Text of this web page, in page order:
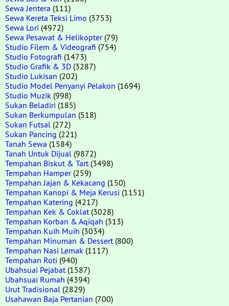
Sewa Jentera (111)
Sewa Kereta Teksi Limo (3753)
Sewa Lori (4972)
Sewa Pesawat & Helikopter(79)
Studio Filem & Videografi (754)
Studio Fotografi (1473)
Studio Grafik & 3D (3287)
Studio Lukisan (202)
Studio Model Penyanyi Pelakon (1694)
Studio Muzik (998)
Sukan Beladiri (185)
Sukan Berkumpulan (518)
Sukan Futsal (272)
Sukan Pancing (221)
Tanah Sewa (1584)
Tanah Untuk Dijual (9872)
Tempahan Biskut & Tart (3498)
Tempahan Hamper(259)
Tempahan Jajan & Kekacang (150)
Tempahan Kanopi & Meja Kerusi (1151)
Tempahan Katering (4217)
Tempahan Kek & Coklat (3028)
Tempahan Korban & Aqiqah (313)
Tempahan Kuih Muih (3034)
Tempahan Minuman & Dessert (800)
Tempahan Nasi Lemak (1117)
Tempahan Roti (940)
Ubahsuai Pejabat (1587)
Ubahsuai Rumah (4394)
Urut Tradisional (2829)
Usahawan Baja Pertanian (700)